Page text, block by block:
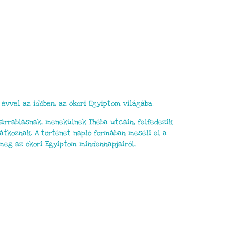
az időben, az ókori Egyiptom világába.
menekülnek Théba utcáin, felfedezik
A történet napló formában meséli el a
az ókori Egyiptom mindennapjairól,